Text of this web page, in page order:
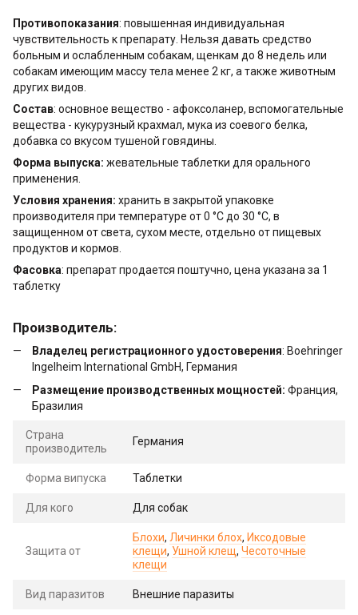
Противопоказания: повышенная индивидуальная
чувствительность к препарату. Нельзя давать средство
больным и ослабленным собакам, щенкам до 8 недель или
собакам имеющим массу тела менее 2 кг, а также животным
других видов.
Состав: основное вещество - афоксоланер, вспомогательные
вещества - кукурузный крахмал, мука из соевого белка,
добавка со вкусом тушеной говядины.
Форма выпуска: жевательные таблетки для орального
применения.
Условия хранения: хранить в закрытой упаковке
производителя при температуре от 0 °С до 30 °С, в
защищенном от света, сухом месте, отдельно от пищевых
продуктов и кормов.
Фасовка: препарат продается поштучно, цена указана за 1
таблетку
Производитель:
Владелец регистрационного удостоверения: Boehringer
Ingelheim International GmbH, Германия
Размещение производственных мощностей: Франция,
Бразилия
Страна
производитель
Германия
Форма випуска Таблетки
Для кого Для собак
Защита от
Блохи, Личинки блох, Иксодовые
клещи, Ушной клещ, Чесоточные
клещи
Вид паразитов Внешние паразиты